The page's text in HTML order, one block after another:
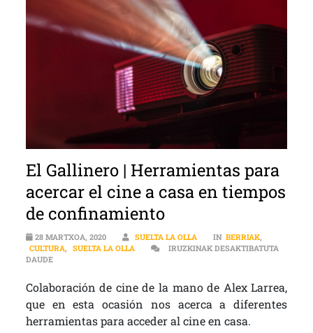
El Gallinero | Herramientas para
acercar el cine a casa en tiempos
de confinamiento
28 MARTXOA, 2020 SUELTA LA OLLA IN BERRIAK,
CULTURA, SUELTA LA OLLA
IRUZKINAK DESAKTIBATUTA
DAUDEEL GALLINERO | HERRAMIENTAS PARA ACERCAR EL CINE A CASA
Colaboración de cine de la mano de Alex Larrea,
que en esta ocasión nos acerca a diferentes
herramientas para acceder al cine en casa.